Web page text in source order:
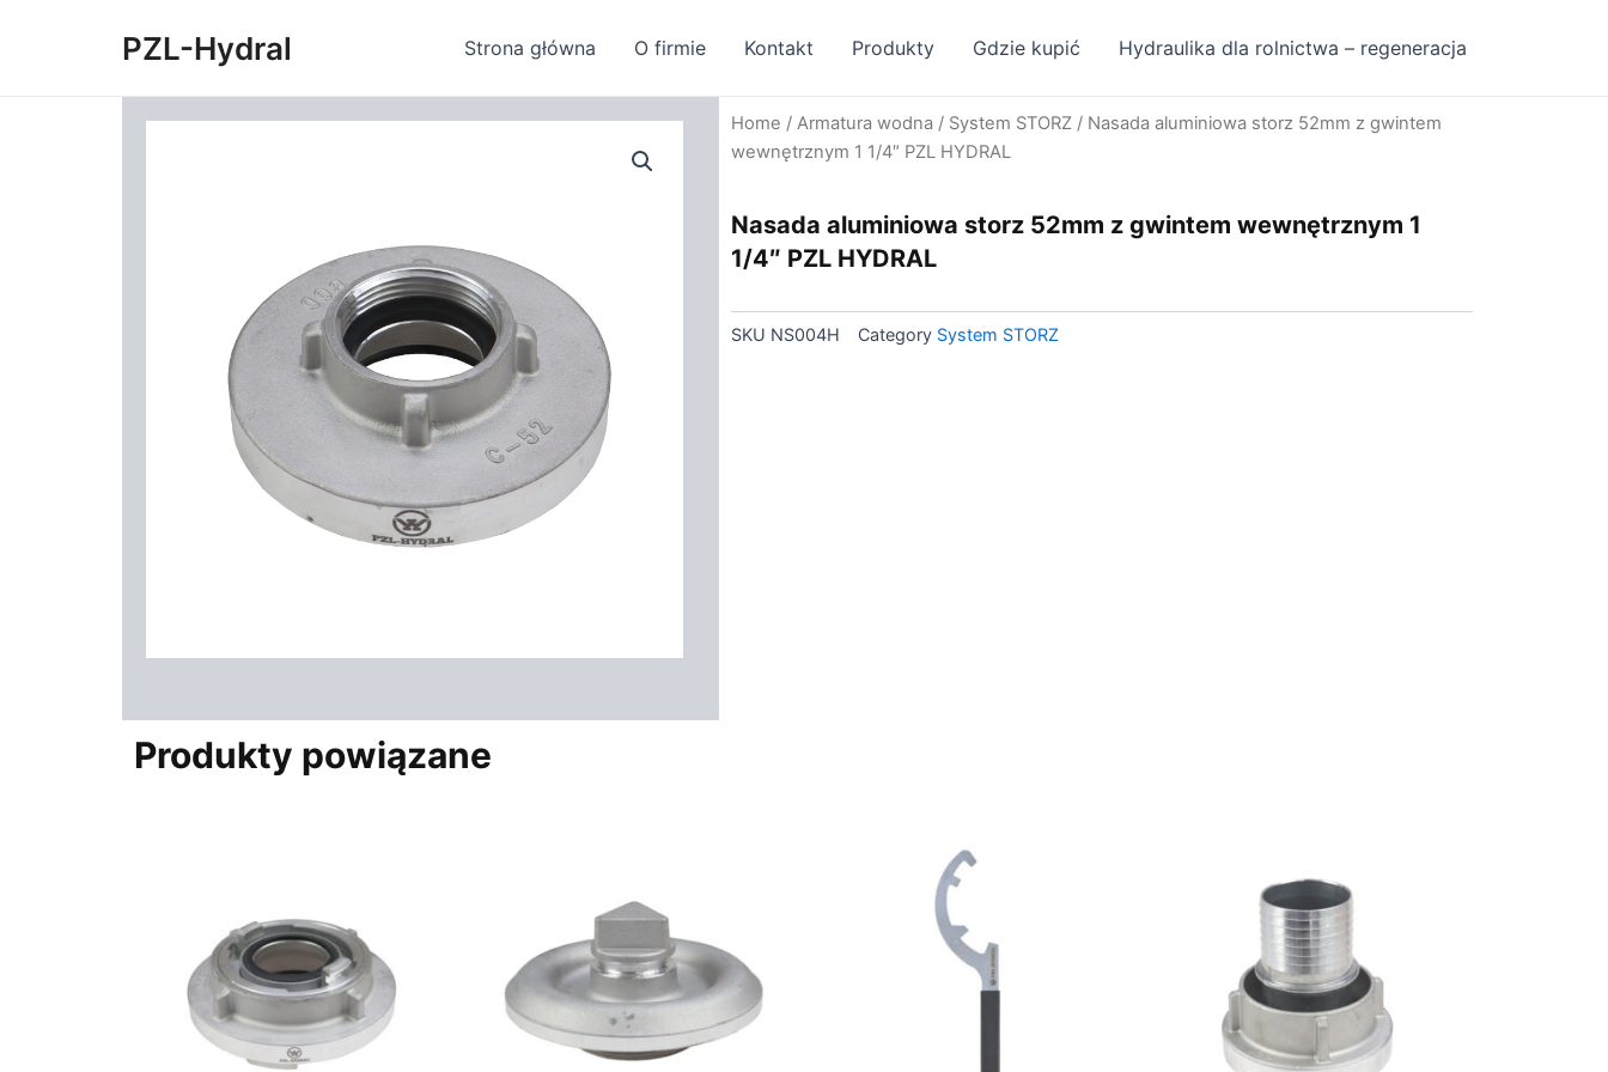
PZL-Hydral Strona główna O firmie Kontakt Produkty Gdzie kupić Hydraulika dla rolnictwa – regeneracja
Home / Armatura wodna / System STORZ / Nasada aluminiowa storz 52mm z gwintem
wewnętrznym 1 1/4″ PZL HYDRAL
Nasada aluminiowa storz 52mm z gwintem wewnętrznym 1
1/4″ PZL HYDRAL
SKU NS004H Category System STORZ
Produkty powiązane